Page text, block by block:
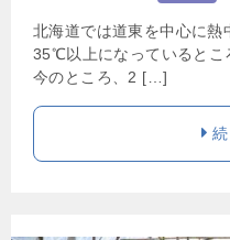
北海道では道東を中心に熱
35℃以上になっているとこ
今のところ、2 […]